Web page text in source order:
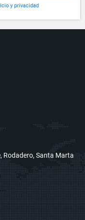
y privacidad
Rodadero, Santa Marta